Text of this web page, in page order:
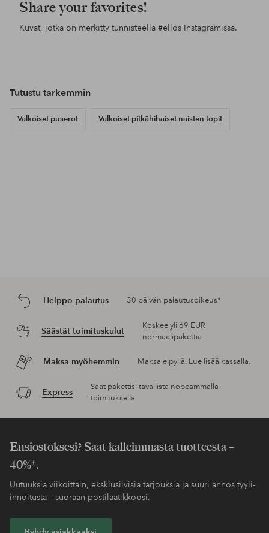
Share your favorites!
Kuvat, jotka on merkitty tunnisteella #ellos Instagramissa.
Tutustu tarkemmin
Valkoiset puserot Valkoiset pitkähihaiset naisten topit
Helppo palautus 30 päivän palautusoikeus*
Säästät toimituskulut
Koskee yli 69 EUR
normaalipakettia
Maksa myöhemmin Maksa elpyllä. Lue lisää kassalla.
Express
Saat pakettisi tavallista nopeammalla
toimituksella
Ensiostoksesi? Saat kalleimmasta tuotteesta –
40%*.
Uutuuksia viikoittain, eksklusiivisia tarjouksia ja suuri annos tyyli-
innoitusta – suoraan postilaatikkoosi.